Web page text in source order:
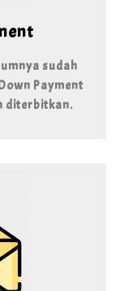
sudah
Payment
diterbitkan.